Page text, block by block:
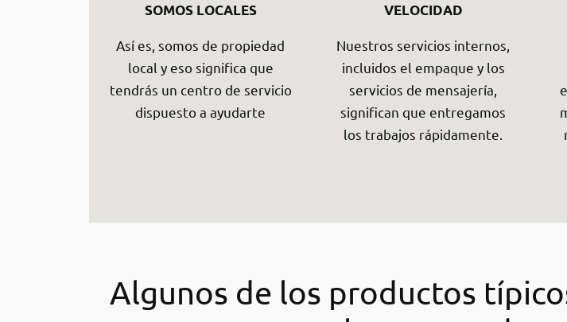
SOMOS LOCALES
Así es, somos de propiedad
local y eso significa que
tendrás un centro de servicio
dispuesto a ayudarte
VELOCIDAD
Nuestros servicios internos,
incluidos el empaque y los
servicios de mensajería,
significan que entregamos
los trabajos rápidamente.
Algunos de los productos